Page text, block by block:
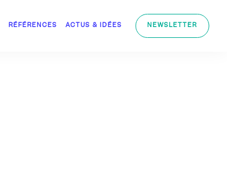
RÉFÉRENCES ACTUS & IDÉES NEWSLETTER